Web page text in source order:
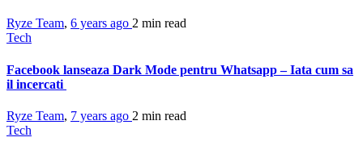
Ryze Team, 6 years ago 2 min read
Tech
Facebook lanseaza Dark Mode pentru Whatsapp – Iata cum sa
il incercati
Ryze Team, 7 years ago 2 min read
Tech